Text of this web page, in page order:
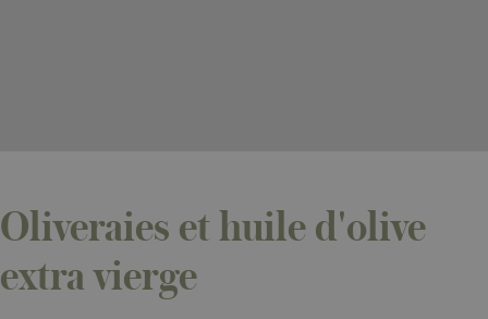
Oliveraies et huile d'olive
extra vierge